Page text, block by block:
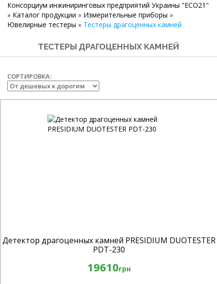
Консорциум инжиниринговых предприятий Украины "ECO21"
» Каталог продукции » Измерительные приборы »
Ювелирные тестеры » Тестеры драгоценных камней
ТЕСТЕРЫ ДРАГОЦЕННЫХ КАМНЕЙ
СОРТИРОВКА:
Детектор драгоценных камней PRESIDIUM DUOTESTER
PDT-230
19610грн